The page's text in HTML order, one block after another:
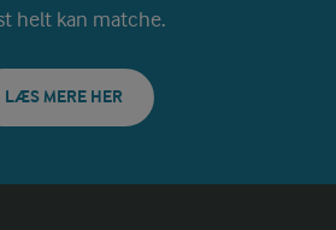
helt kan matche.
LÆS MERE HER